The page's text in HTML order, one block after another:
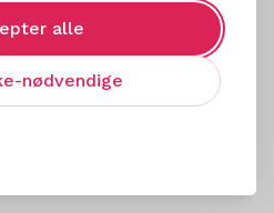
alle
nødvendige